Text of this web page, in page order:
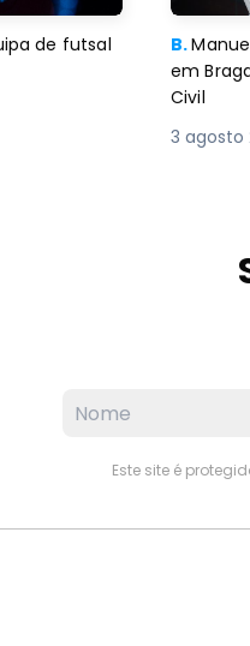
de futsal
B.
em
Civil
3 agosto
Este site é